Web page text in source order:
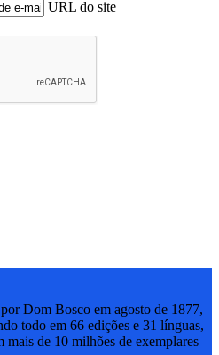
URL do site
Dom Bosco em agosto de 1877,
todo em 66 edições e 31 línguas,
mais de 10 milhões de exemplares